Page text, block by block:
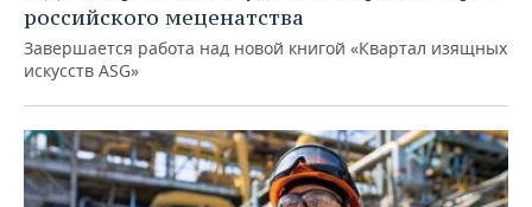
российского меценатства
Завершается работа над новой книгой «Квартал изящных
искусств ASG»